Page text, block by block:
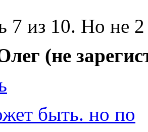
7 из 10. Но не
(не
быть. но по